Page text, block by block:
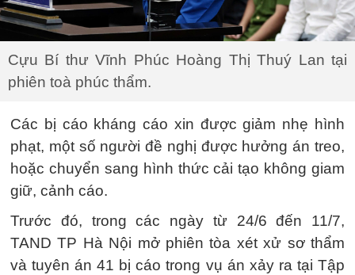
Cựu Bí thư Vĩnh Phúc Hoàng Thị Thuý Lan tại
phiên toà phúc thẩm.
Các bị cáo kháng cáo xin được giảm nhẹ hình
phạt, một số người đề nghị được hưởng án treo,
hoặc chuyển sang hình thức cải tạo không giam
giữ, cảnh cáo.
Trước đó, trong các ngày từ 24/6 đến 11/7,
TAND TP Hà Nội mở phiên tòa xét xử sơ thẩm
và tuyên án 41 bị cáo trong vụ án xảy ra tại Tập